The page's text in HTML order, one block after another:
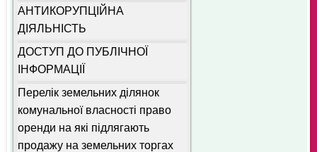
АНТИКОРУПЦІЙНА
ДІЯЛЬНІСТЬ
ДОСТУП ДО ПУБЛІЧНОЇ
ІНФОРМАЦІЇ
Перелік земельних ділянок
комунальної власності право
оренди на які підлягають
продажу на земельних торгах